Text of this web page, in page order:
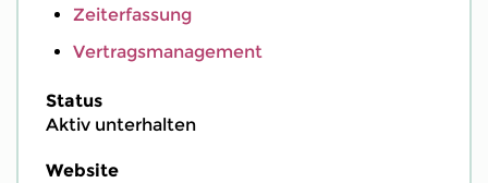
Zeiterfassung
Vertragsmanagement
Status
Aktiv unterhalten
Website